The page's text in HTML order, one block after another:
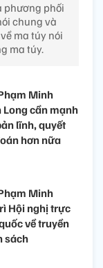
phương phối
chung và
ma túy nói
ma túy.
Minh
Long cần mạnh
lĩnh, quyết
hơn nữa
Minh
Hội nghị trực
về truyền
sách